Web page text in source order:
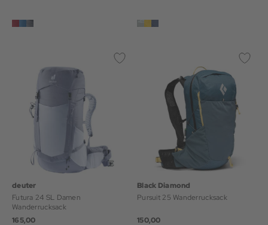
deuter
Futura 24 SL Damen
Wanderrucksack
165,00
Black Diamond
Pursuit 25 Wanderrucksack
150,00